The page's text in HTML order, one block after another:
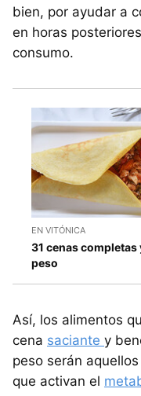
bien, por ayudar a
en horas
consumo.
EN VITÓNICA
31 cenas
peso
Así, los alimentos
cena saciante y
peso serán aquellos
que activan el